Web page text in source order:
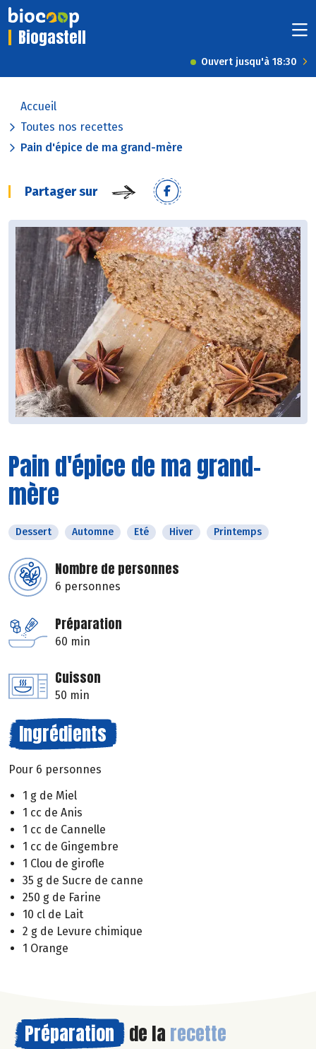
Biogastell
Ouvert jusqu'à 18:30
Accueil
Toutes nos recettes
Pain d'épice de ma grand-mère
Partager sur
Pain d'épice de ma grand-
mère
Dessert Automne Eté Hiver Printemps
Nombre de personnes
6 personnes
Préparation
60 min
Cuisson
50 min
Ingrédients
Pour 6 personnes
1 g de Miel
1 cc de Anis
1 cc de Cannelle
1 cc de Gingembre
1 Clou de girofle
35 g de Sucre de canne
250 g de Farine
10 cl de Lait
2 g de Levure chimique
1 Orange
Préparation de la recette